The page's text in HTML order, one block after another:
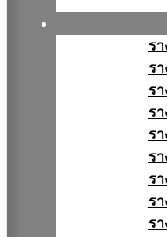
ร
ร
ร
ร
ร
ร
ร
ร
ร